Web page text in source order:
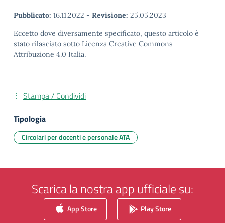
Pubblicato: 16.11.2022 - Revisione: 25.05.2023
Eccetto dove diversamente specificato, questo articolo è
stato rilasciato sotto Licenza Creative Commons
Attribuzione 4.0 Italia.
Stampa / Condividi
Tipologia
Circolari per docenti e personale ATA
Scarica la nostra app ufficiale su:
App Store Play Store